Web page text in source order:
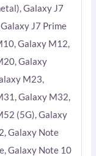
Galaxy J7
J7 Prime
Galaxy M12,
Galaxy
M23,
Galaxy M32,
(5G), Galaxy
Galaxy Note
Galaxy Note 10